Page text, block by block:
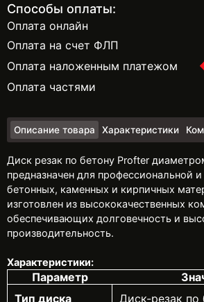
Способы оплаты:
Оплата онлайн
Оплата на счет ФЛП
Оплата наложенным платежом
Оплата частями
Описание товара Характеристики
Диск резак по бетону Profter
предназначен для профессиональной
бетонных, каменных и кирпичных
изготовлен из высококачественных
обеспечивающих долговечность и
производительность.
Характеристики:
Параметр
Тип диска
Диск-резак по